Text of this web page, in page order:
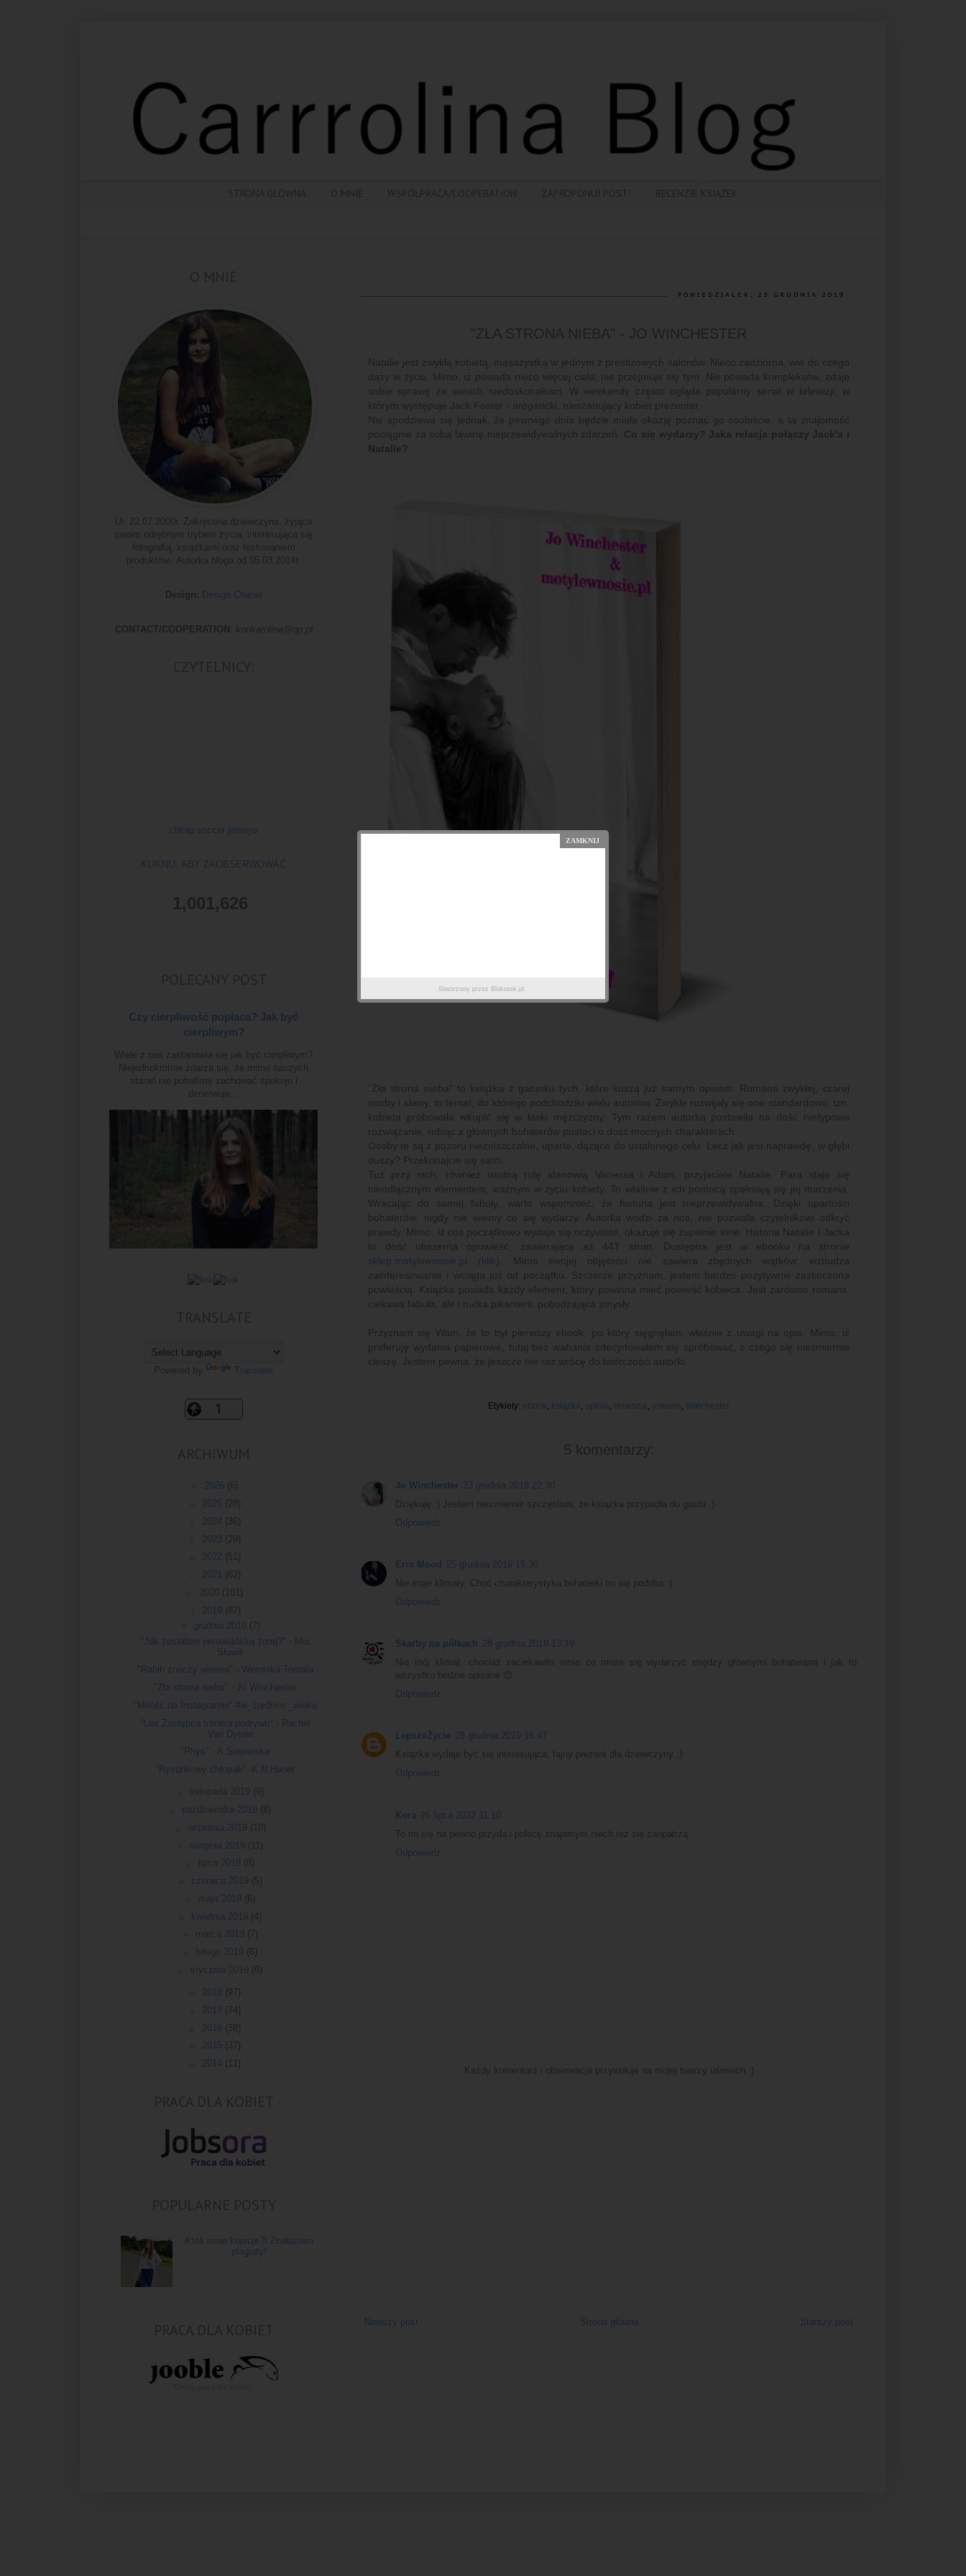
STRONA GŁÓWNA O MNIE WSPÓŁPRACA/COOPERATION ZAPROPONUJ POST! RECENZJE KSIĄŻEK
PONIEDZIAŁEK, 23 GRUDNIA 2019
"ZŁA STRONA NIEBA" - JO WINCHESTER
Natalie jest zwykłą kobietą, masażystką w jednym z prestiżowych salonów. Nieco zadziorna, wie do czego
dąży w życiu. Mimo, iż posiada nieco więcej ciała, nie przejmuje się tym. Nie posiada kompleksów, zdaje
sobie sprawę ze swoich niedoskonałości. W weekendy często ogląda popularny serial w telewizji, w
którym występuje Jack Foster - arogancki, nieszanujący kobiet prezenter.
Nie spodziewa się jednak, że pewnego dnia będzie miała okazję poznać go osobiście, a ta znajomość
pociągnie za sobą lawinę nieprzewidywalnych zdarzeń. Co się wydarzy? Jaka relacja połączy Jack'a i
Natalie?
"Zła strona nieba" to książka z gatunku tych, które kuszą już samym opisem. Romans zwykłej, szarej
osoby i sławy, to temat, do którego podchodziło wielu autorów. Zwykle rozwijały się one standardowo, tzn.
kobieta próbowała wkupić się w łaski mężczyzny. Tym razem autorka postawiła na dość nietypowe
rozwiązanie, robiąc z głównych bohaterów postaci o dość mocnych charakterach.
Osoby te są z pozoru niezniszczalne, uparte, dążące do ustalonego celu. Lecz jak jest naprawdę, w głębi
duszy? Przekonajcie się sami.
Tuż przy nich, również istotną rolę stanowią Vanessa i Adam, przyjaciele Natalie. Para staje się
nieodłącznym elementem, ważnym w życiu kobiety. To właśnie z ich pomocą spełniają się jej marzenia.
Wracając do samej fabuły, warto wspomnieć, że historia jest nieprzewidywalna. Dzięki upartości
bohaterów, nigdy nie wiemy co się wydarzy. Autorka wodzi za nos, nie pozwala czytelnikowi odkryć
prawdy. Mimo, iż coś początkowo wydaje się oczywiste, okazuje się zupełnie inne. Historia Natalie i Jacka
to dość obszerna opowieść, zawierająca aż 447 stron. Dostępna jest w ebooku na stronie
sklep.motylewnosie.pl (klik)
. Mimo swojej objętości nie zawiera zbędnych wątków, wzbudza
zainteresowanie i wciąga już od początku. Szczerze przyznam, jestem bardzo pozytywnie zaskoczona
powieścią. Książka posiada każdy element, który powinna mieć powieść kobieca. Jest zarówno romans,
ciekawa fabuła, ale i nutka pikanterii, pobudzająca zmysły.
Przyznam się Wam, że to był pierwszy ebook, po który sięgnęłam, właśnie z uwagi na opis. Mimo, iż
preferuję wydania papierowe, tutaj bez wahania zdecydowałam się spróbować, z czego się niezmiernie
cieszę. Jestem pewna, że jeszcze nie raz wrócę do twórczości autorki.
Etykiety: ebook książka opinia recenzja romans Winchester
5 komentarzy:
Jo Winchester 23 grudnia 2019 22:30
Dziękuję :) Jestem niezmiernie szczęśliwa, że książka przypadła do gustu ;)
Odpowiedz
Erra Mood
25 grudnia 2019 15:30
Nie moje klimaty. Choć charakterystyka bohaterki mi się podoba :)
Odpowiedz
Skarby na półkach 28 grudnia 2019 13:19
Nie mój klimat, chociaż zaciekawiło mnie co może się wydarzyć między głównymi bohaterami i jak to
wszystko bedzie opisane 😊
Odpowiedz
LepszeŻycie 28 grudnia 2019 16:47
Książka wydaje być się interesująca, fajny prezent dla dziewczyny ;)
Odpowiedz
Kora 26 lipca 2022 11:10
To mi się na pewno przyda i polecę znajomym niech też się zaopatrzą.
Odpowiedz
Każdy komentarz i obserwacja przywołuje na mojej twarzy uśmiech :)
Nowszy post Starszy post
Strona główna
Ur. 22.07.2000r. Zakręcona dziewczyna, żyjąca
swoim odrębnym trybem życia, interesująca się
fotografią, książkami oraz testowaniem
produktów.. Autorka bloga od 05.03.2014r.
Design: Design Chanel
CONTACT/COOPERATION konkarolina@op.pl
cheap soccer jerseys
KLIKNIJ, ABY ZAOBSERWOWAĆ
1,001,626
Czy cierpliwość popłaca? Jak być
cierpliwym?
Wiele z nas zastanawia się jak być cierpliwym?
Niejednokrotnie zdarza się, że mimo naszych
starań nie potrafimy zachować spokoju i
denerwuje...
Powered by Translate
Stworzony przez Blokotek.pl
2026 (6)
2025 (28)
2024 (36)
2023 (29)
2022 (51)
2021 (62)
2020 (101)
2019 (87)
grudnia 2019 (7)
"Jak zostałam peruwiańską żoną?" - Mia
Słowik
"Rabih znaczy wiosna" - Weronika Tomala
"Zła strona nieba" - Jo Winchester
"Miłość na Instagramie" #w_średnim _wieku
"Lex.Zastępca trenera podrywu" - Rachel
Van Dyken
"Rhys" - A.Siepielska
"Rysunkowy chłopak" -K.N.Haner
listopada 2019 (9)
października 2019 (8)
września 2019 (10)
sierpnia 2019 (11)
lipca 2019 (8)
czerwca 2019 (5)
maja 2019 (6)
kwietnia 2019 (4)
marca 2019 (7)
lutego 2019 (6)
stycznia 2019 (6)
2018 (97)
2017 (74)
2016 (38)
2015 (37)
2014 (11)
Ktoś mnie kopiuje?! Znalazłam
plagiaty!